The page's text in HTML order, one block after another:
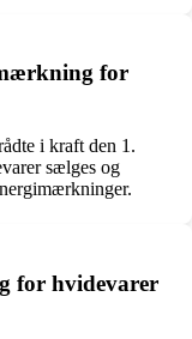
for
i kraft den 1.
sælges og
for hvidevarer